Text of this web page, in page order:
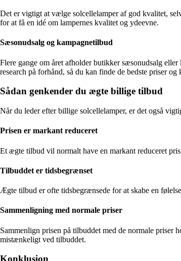
Det er vigtigt at vælge solcellelamper af god kvalitet,
for at få en idé om lampernes kvalitet og ydeevne.
Sæsonudsalg og kampagnetilbud
Flere gange om året afholder butikker sæsonudsalg
research på forhånd, så du kan finde de bedste priser og
Sådan genkender du ægte billige tilbud
Når du leder efter billige solcellelamper, er det også
Prisen er markant reduceret
Et ægte tilbud vil normalt have en markant reduceret
Tilbuddet er tidsbegrænset
Ægte tilbud er ofte tidsbegrænsede for at skabe en
Sammenligning med normale priser
Sammenlign prisen på tilbuddet med de normale
mistænkeligt ved tilbuddet.